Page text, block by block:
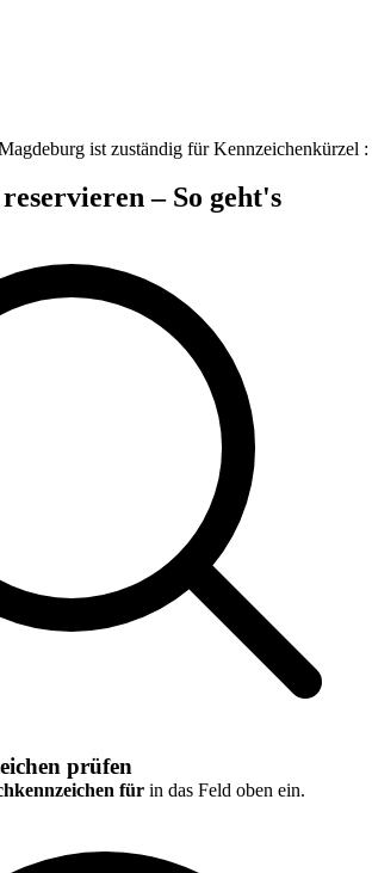
ist zuständig für Kennzeichenkürzel :
reservieren – So geht's
prüfen
für in das Feld oben ein.